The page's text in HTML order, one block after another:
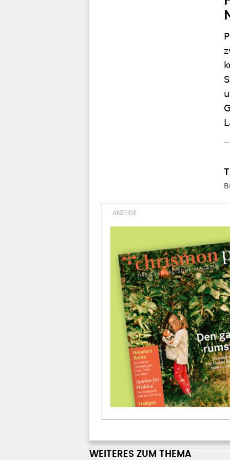
WEITERES ZUM THEMA